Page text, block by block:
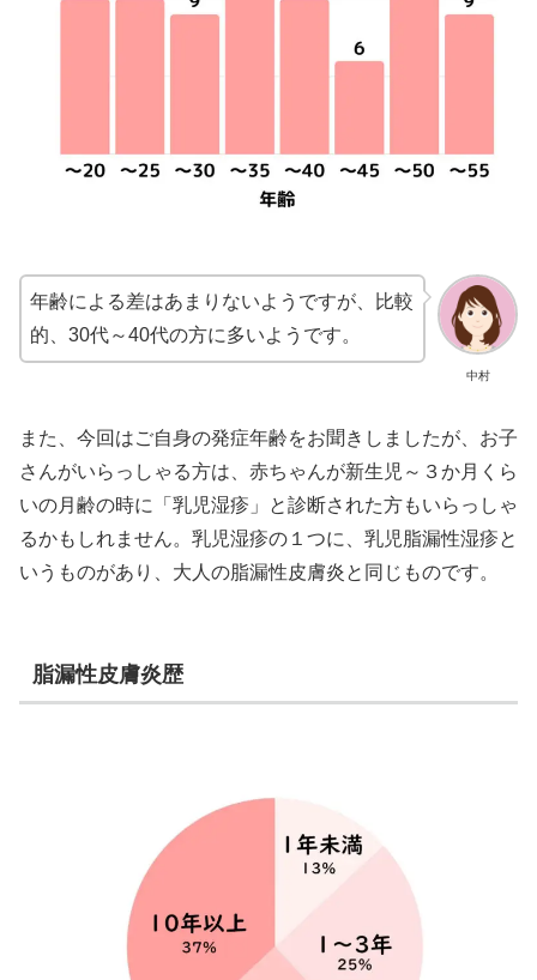
中村
年齢による差はあまりないようですが、比較
的、30代～40代の方に多いようです。
また、今回はご自身の発症年齢をお聞きしましたが、お子
さんがいらっしゃる方は、赤ちゃんが新生児～３か月くら
いの月齢の時に「乳児湿疹」と診断された方もいらっしゃ
るかもしれません。乳児湿疹の１つに、乳児脂漏性湿疹と
いうものがあり、大人の脂漏性皮膚炎と同じものです。
脂漏性皮膚炎歴